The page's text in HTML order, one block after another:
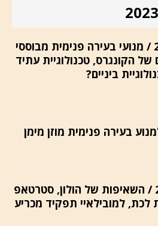
סימפוזיון וינה 2023 / מנועי בעירה פנימית מבוססי
של הקונגרס, טכנולוגיית עתיד
ביניים?
בעירה פנימית מוזן מימן
סימפוזיון וינה 2023 / השאיפות של הולון, סטרטאפ
לכת, למובילאיי תפקיד מכריע